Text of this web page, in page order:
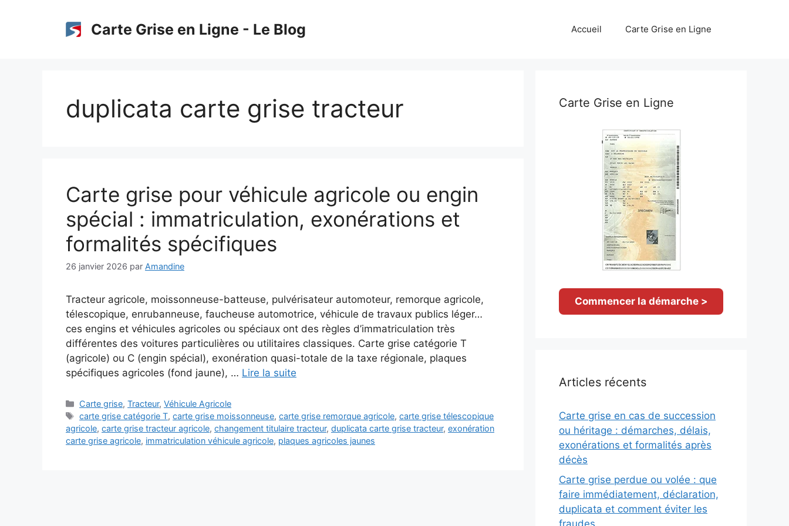
Carte Grise en Ligne - Le Blog Accueil Carte Grise en Ligne
duplicata carte grise tracteur
Carte grise pour véhicule agricole ou engin
spécial : immatriculation, exonérations et
formalités spécifiques
26 janvier 2026 par Amandine
Tracteur agricole, moissonneuse-batteuse, pulvérisateur automoteur, remorque agricole,
télescopique, enrubanneuse, faucheuse automotrice, véhicule de travaux publics léger…
ces engins et véhicules agricoles ou spéciaux ont des règles d’immatriculation très
différentes des voitures particulières ou utilitaires classiques. Carte grise catégorie T
(agricole) ou C (engin spécial), exonération quasi-totale de la taxe régionale, plaques
spécifiques agricoles (fond jaune), … Lire la suite
Catégories
Carte grise,Tracteur,Véhicule Agricole
Étiquettes
carte grise catégorie T,carte grise moissonneuse,carte grise remorque agricole,carte grise télescopique
agricole, carte grise tracteur agricole, changement titulaire tracteur, duplicata carte grise tracteur, exonération
carte grise agricole, immatriculation véhicule agricole, plaques agricoles jaunes
Carte Grise en Ligne
Commencer la démarche >
Articles récents
Carte grise en cas de succession
ou héritage : démarches, délais,
exonérations et formalités après
décès
Carte grise perdue ou volée : que
faire immédiatement, déclaration,
duplicata et comment éviter les
fraudes